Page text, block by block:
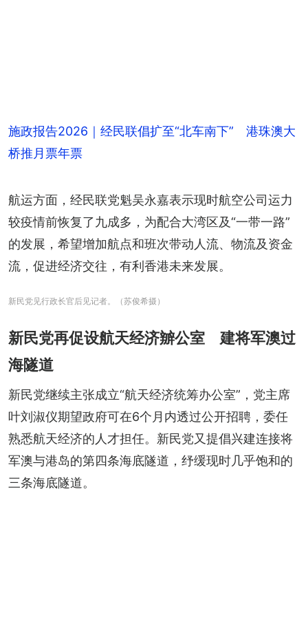
施政报告2026｜经民联倡扩至“北车南下” 港珠澳大
桥推月票年票
航运方面，经民联党魁吴永嘉表示现时航空公司运力
较疫情前恢复了九成多，为配合大湾区及“一带一路”
的发展，希望增加航点和班次带动人流、物流及资金
流，促进经济交往，有利香港未来发展。
新民党见行政长官后见记者。（苏俊希摄）
新民党再促设航天经济辧公室 建将军澳过
海隧道
新民党继续主张成立“航天经济统筹办公室”，党主席
叶刘淑仪期望政府可在6个月内透过公开招聘，委任
熟悉航天经济的人才担任。新民党又提倡兴建连接将
军澳与港岛的第四条海底隧道，纾缓现时几乎饱和的
三条海底隧道。